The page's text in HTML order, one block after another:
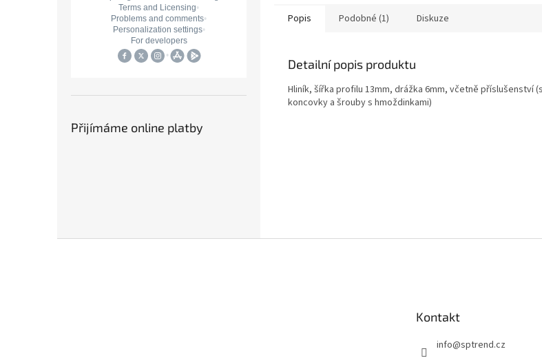
Přijímáme online platby
Popis Podobné (1) Diskuze
Detailní popis produktu
Hliník, šířka profilu 13mm, drážka 6mm, včetně příslušenství
koncovky a šrouby s hmoždinkami)
Kontakt
info@sptrend.cz